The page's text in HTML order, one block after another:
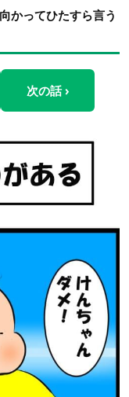
かってひたすら言う
次の話 ›